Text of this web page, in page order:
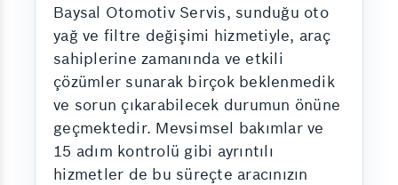
Baysal Otomotiv Servis, sunduğu oto
yağ ve filtre değişimi hizmetiyle, araç
sahiplerine zamanında ve etkili
çözümler sunarak birçok beklenmedik
ve sorun çıkarabilecek durumun önüne
geçmektedir. Mevsimsel bakımlar ve
15 adım kontrolü gibi ayrıntılı
hizmetler de bu süreçte aracınızın